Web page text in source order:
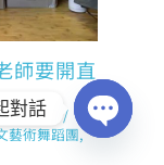
師要開直
月 15 日 /
藝術舞蹈團,
對話
OPEN